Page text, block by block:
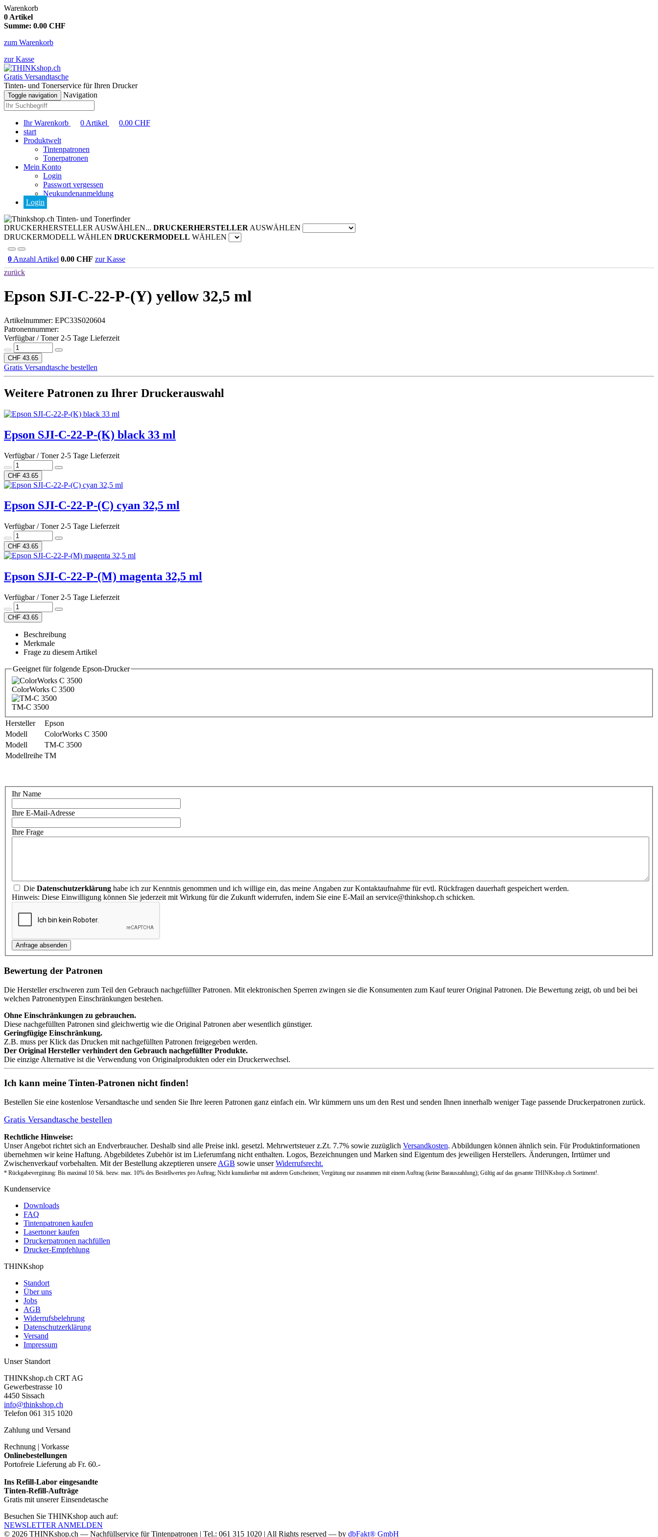
Warenkorb
0 Artikel
Summe: 0.00 CHF
zum Warenkorb
zur Kasse
Gratis Versandtasche
Tinten- und Tonerservice für Ihren Drucker
Toggle navigation Navigation
Ihr Warenkorb 0 Artikel 0.00 CHF
start
Produktwelt
Tintenpatronen
Tonerpatronen
Mein Konto
Login
Passwort vergessen
Neukundenanmeldung
Login
Tinten- und Tonerfinder
DRUCKERHERSTELLER AUSWÄHLEN... DRUCKERHERSTELLER AUSWÄHLEN
DRUCKERMODELL WÄHLEN DRUCKERMODELL WÄHLEN
0 Anzahl Artikel 0.00 CHF zur Kasse
zurück
Epson SJI-C-22-P-(Y) yellow 32,5 ml
Artikelnummer: EPC33S020604
Patronennummer:
Verfügbar / Toner 2-5 Tage Lieferzeit
CHF 43.65
Gratis Versandtasche bestellen
Weitere Patronen zu Ihrer Druckerauswahl
Epson SJI-C-22-P-(K) black 33 ml
Verfügbar / Toner 2-5 Tage Lieferzeit
CHF 43.65
Epson SJI-C-22-P-(C) cyan 32,5 ml
Verfügbar / Toner 2-5 Tage Lieferzeit
CHF 43.65
Epson SJI-C-22-P-(M) magenta 32,5 ml
Verfügbar / Toner 2-5 Tage Lieferzeit
CHF 43.65
Beschreibung
Merkmale
Frage zu diesem Artikel
Geeignet für folgende Epson-Drucker
ColorWorks C 3500
TM-C 3500
Hersteller
Epson
Modell
ColorWorks C 3500
Modell
TM-C 3500
Modellreihe TM
Ihr Name
Ihre E-Mail-Adresse
Ihre Frage
Die Datenschutzerklärung habe ich zur Kenntnis genommen und ich willige ein, das meine Angaben zur Kontaktaufnahme für evtl. Rückfragen dauerhaft gespeichert werden.
Hinweis: Diese Einwilligung können Sie jederzeit mit Wirkung für die Zukunft widerrufen, indem Sie eine E-Mail an service@thinkshop.ch schicken.
Bewertung der Patronen
Die Hersteller erschweren zum Teil den Gebrauch nachgefüllter Patronen. Mit elektronischen Sperren zwingen sie die Konsumenten zum Kauf teurer Original Patronen. Die Bewertung zeigt, ob und bei bei
welchen Patronentypen Einschränkungen bestehen.
Ohne Einschränkungen zu gebrauchen.
Diese nachgefüllten Patronen sind gleichwertig wie die Original Patronen aber wesentlich günstiger.
Geringfügige Einschränkung.
Z.B. muss per Klick das Drucken mit nachgefüllten Patronen freigegeben werden.
Der Original Hersteller verhindert den Gebrauch nachgefüllter Produkte.
Die einzige Alternative ist die Verwendung von Originalprodukten oder ein Druckerwechsel.
Ich kann meine Tinten-Patronen nicht finden!
Bestellen Sie eine kostenlose Versandtasche und senden Sie Ihre leeren Patronen ganz einfach ein. Wir kümmern uns um den Rest und senden Ihnen innerhalb weniger Tage passende Druckerpatronen zurück.
Gratis Versandtasche bestellen
Rechtliche Hinweise:
Unser Angebot richtet sich an Endverbraucher. Deshalb sind alle Preise inkl. gesetzl. Mehrwertsteuer z.Zt. 7.7% sowie zuzüglich Versandkosten. Abbildungen können ähnlich sein. Für Produktinformationen
übernehmen wir keine Haftung. Abgebildetes Zubehör ist im Lieferumfang nicht enthalten. Logos, Bezeichnungen und Marken sind Eigentum des jeweiligen Herstellers. Änderungen, Irrtümer und
Zwischenverkauf vorbehalten. Mit der Bestellung akzeptieren unsere AGB sowie unserWiderrufsrecht.
* Rückgabevergütung: Bis maximal 10 Stk. bezw. max. 10% des Bestellwertes pro Auftrag; Nicht kumulierbar mit anderen Gutscheinen; Vergütung nur zusammen mit einem Auftrag (keine Barauszahlung); Gültig auf das gesamte THINKshop.ch Sortiment!.
Kundenservice
Downloads
FAQ
Tintenpatronen kaufen
Lasertoner kaufen
Druckerpatronen nachfüllen
Drucker-Empfehlung
THINKshop
Standort
Über uns
Jobs
AGB
Widerrufsbelehrung
Datenschutzerklärung
Versand
Impressum
Unser Standort
THINKshop.ch CRT AG
Gewerbestrasse 10
4450 Sissach
info@thinkshop.ch
Telefon 061 315 1020
Zahlung und Versand
Rechnung | Vorkasse
Onlinebestellungen
Portofreie Lieferung ab Fr. 60.-
Ins Refill-Labor eingesandte
Tinten-Refill-Aufträge
Gratis mit unserer Einsendetasche
Besuchen Sie THINKshop auch auf:
NEWSLETTER ANMELDEN
© 2026 THINKshop.ch — Nachfüllservice fürTintenpatronen | Tel.: 061 315 1020 | All Rights reserved — by dbFakt® GmbH